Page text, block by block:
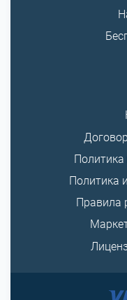
Политика
Правила